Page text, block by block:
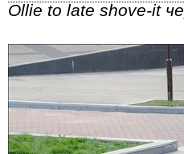
Ollie to late shove-it